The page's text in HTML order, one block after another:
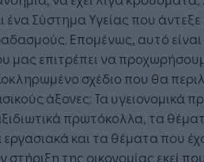
ένα Σύστημα Υγείας που
Επομένως, αυτό
μας επιτρέπει να
σχέδιο που θα
άξονες: Τα υγειονομικά
πρωτόκολλα, τα
εργασιακά και τα θέματα που
στήριξη της οικονομίας εκεί